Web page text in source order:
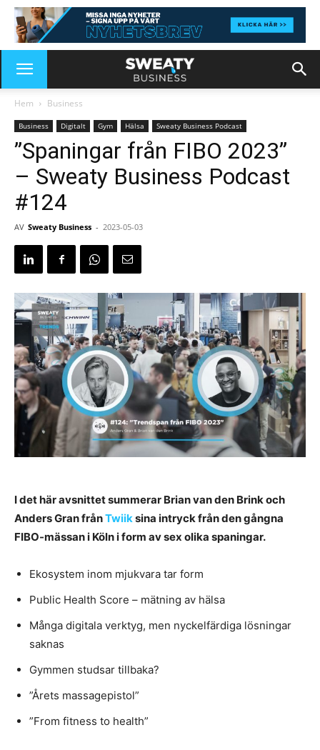
Hem Business
Business Digitalt Gym Hälsa Sweaty Business Podcast
”Spaningar från FIBO 2023”
– Sweaty Business Podcast
#124
AV Sweaty Business - 2023-05-03
I det här avsnittet summerar Brian van den Brink och
Anders Gran frånTwiik sina intryck från den gångna
FIBO-mässan i Köln i form av sex olika spaningar.
Ekosystem inom mjukvara tar form
Public Health Score – mätning av hälsa
Många digitala verktyg, men nyckelfärdiga lösningar
saknas
Gymmen studsar tillbaka?
”Årets massagepistol”
”From fitness to health”